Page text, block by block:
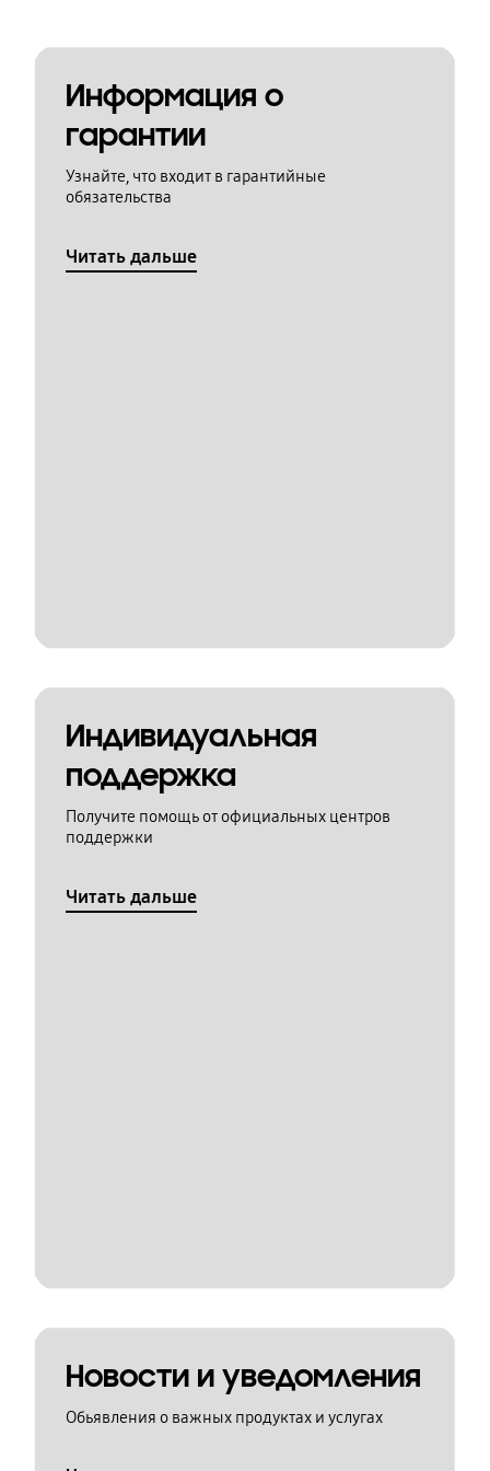
Информация о
гарантии
Узнайте, что входит в гарантийные
обязательства
Читать дальше
Индивидуальная
поддержка
Получите помощь от официальных центров
поддержки
Читать дальше
Новости и уведомления
Обьявления о важных продуктах и услугах